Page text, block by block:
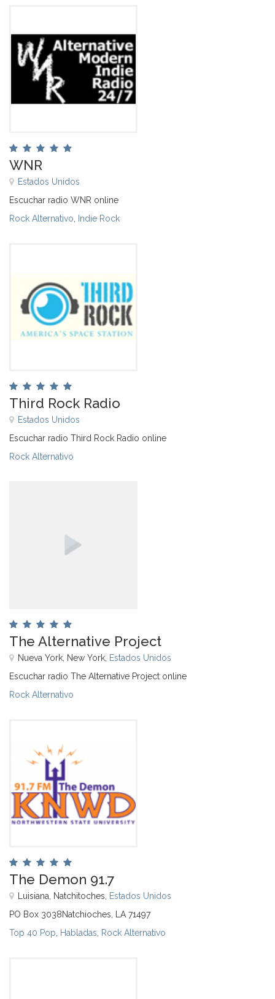
WNR
Estados Unidos
Escuchar radio WNR online
Rock Alternativo Indie Rock
Third Rock Radio
Estados Unidos
Escuchar radio Third Rock Radio online
Rock Alternativo
The Alternative Project
Nueva York, New York, Estados Unidos
Escuchar radio The Alternative Project online
Rock Alternativo
The Demon 91.7
Luisiana, Natchitoches, Estados Unidos
PO Box 3038Natchioches, LA 71497
Top 40 Pop Habladas Rock Alternativo